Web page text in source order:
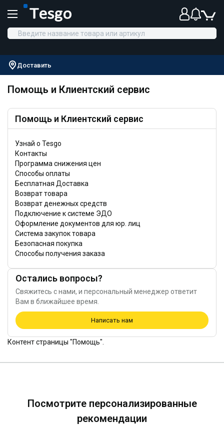
Доставить
Помощь и Клиентский сервис
Помощь и Клиентский сервис
Узнай о Tesgo
Контакты
Программа снижения цен
Способы оплаты
Бесплатная Доставка
Возврат товара
Возврат денежных средств
Подключение к системе ЭДО
Оформление документов для юр. лиц
Система закупок товара
Безопасная покупка
Способы получения заказа
Остались вопросы?
Свяжитесь с нами, и персональный менеджер ответит
Вам в ближайшее время.
Написать нам
Контент страницы "Помощь".
Посмотрите персонализированные
рекомендации